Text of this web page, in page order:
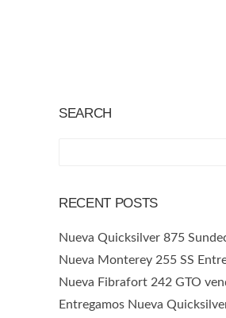
SEARCH
RECENT POSTS
Nueva Quicksilver 875
Nueva Monterey 255 SS
Nueva Fibrafort 242 GTO
Entregamos Nueva